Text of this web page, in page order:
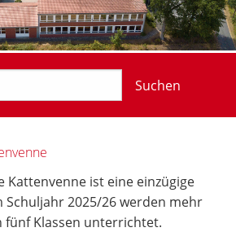
Suchen
Kattenvenne ist eine einzügige
Schuljahr 2025/26 werden mehr
fünf Klassen unterrichtet.